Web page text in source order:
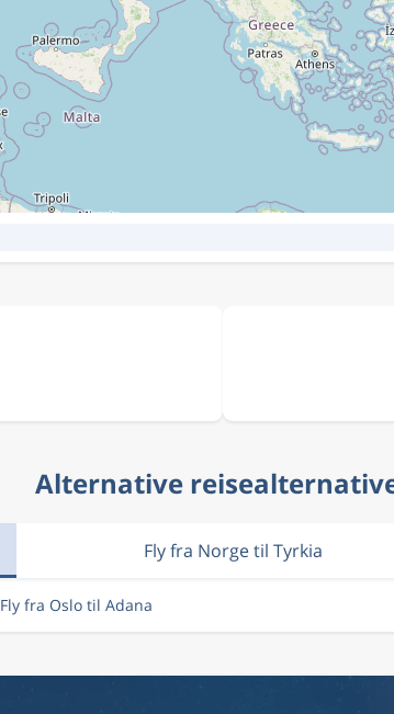
Alternative
Fly fra Norge til Tyrkia
Fly fra Oslo til Adana